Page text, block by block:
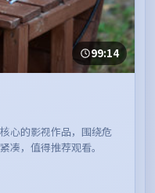
99:14
心的影视作品，围绕危
凑，值得推荐观看。